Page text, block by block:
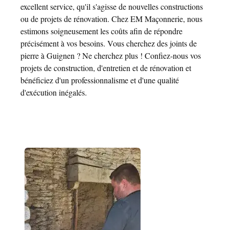
excellent service, qu'il s'agisse de nouvelles constructions
ou de projets de rénovation. Chez EM Maçonnerie, nous
estimons soigneusement les coûts afin de répondre
précisément à vos besoins. Vous cherchez des joints de
pierre à Guignen ? Ne cherchez plus ! Confiez-nous vos
projets de construction, d'entretien et de rénovation et
bénéficiez d'un professionnalisme et d'une qualité
d'exécution inégalés.